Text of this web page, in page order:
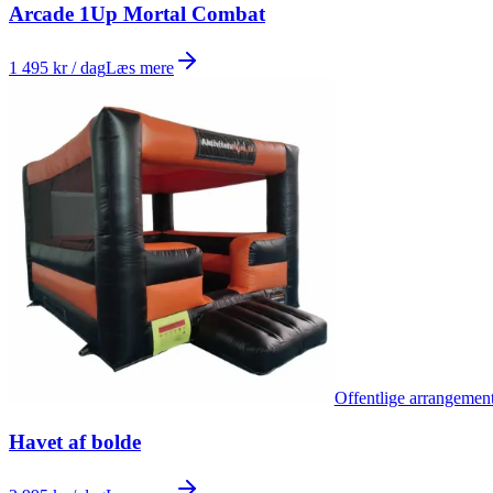
Arcade 1Up Mortal Combat
1 495 kr / dagLæs mere
Offentlige
Havet af bolde